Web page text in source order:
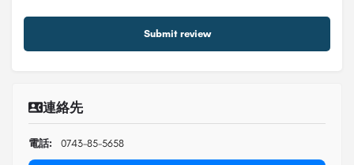
Submit review
連絡先
電話: 0743-85-5658